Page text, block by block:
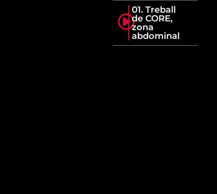
01. Treball
de CORE,
zona
abdominal